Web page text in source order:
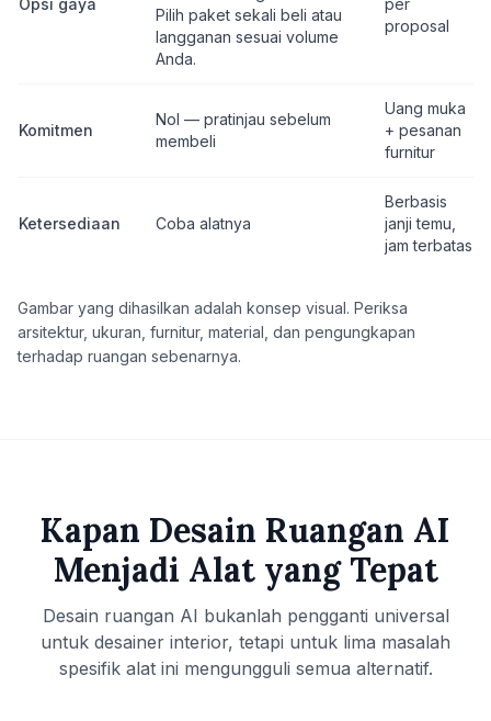
Opsi gaya
Pilih paket sekali beli atau
langganan sesuai volume
Anda.
per
proposal
Komitmen
Nol — pratinjau sebelum
membeli
Uang muka
+ pesanan
furnitur
Ketersediaan Coba alatnya
Berbasis
janji temu,
jam terbatas
Gambar yang dihasilkan adalah konsep visual. Periksa
arsitektur, ukuran, furnitur, material, dan pengungkapan
terhadap ruangan sebenarnya.
Kapan Desain Ruangan AI
Menjadi Alat yang Tepat
Desain ruangan AI bukanlah pengganti universal
untuk desainer interior, tetapi untuk lima masalah
spesifik alat ini mengungguli semua alternatif.